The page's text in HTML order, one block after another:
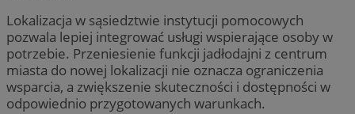
Lokalizacja w sąsiedztwie instytucji pomocowych
pozwala lepiej integrować usługi wspierające osoby w
potrzebie. Przeniesienie funkcji jadłodajni z centrum
miasta do nowej lokalizacji nie oznacza ograniczenia
wsparcia, a zwiększenie skuteczności i dostępności w
odpowiednio przygotowanych warunkach.